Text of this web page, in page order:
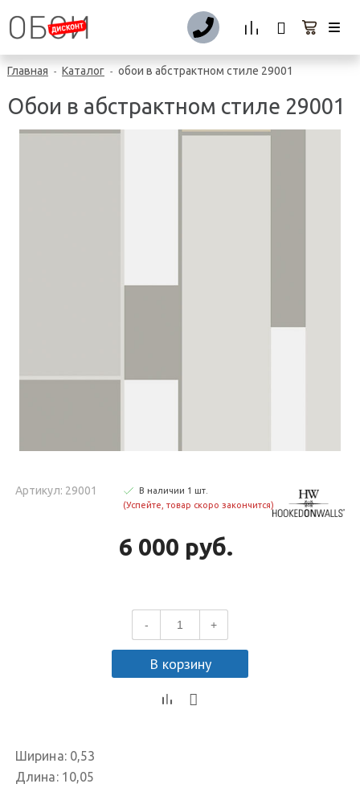
Главная - Каталог - обои в абстрактном стиле 29001
Обои в абстрактном стиле 29001
Артикул: 29001 В наличии 1 шт
(Успейте, товар скоро закончится)
6 000 руб.
- +
В корзину
Ширина:0,53
Длина:10,05